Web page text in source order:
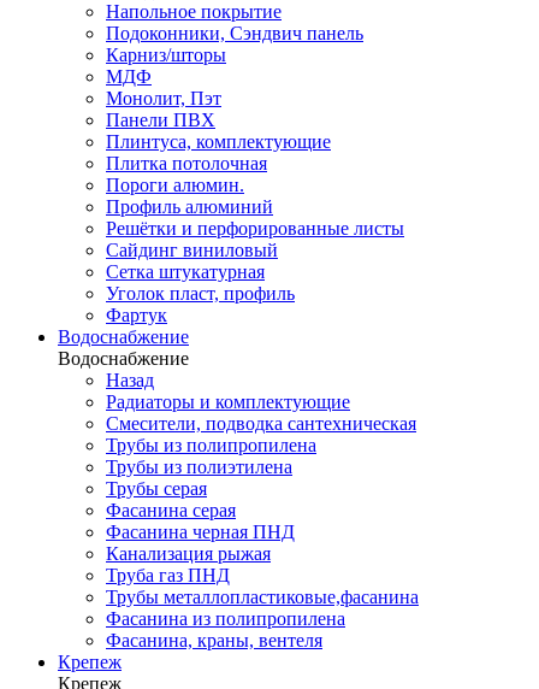
Напольное покрытие
Подоконники, Сэндвич панель
Карниз/шторы
МДФ
Монолит, Пэт
Панели ПВХ
Плинтуса, комплектующие
Плитка потолочная
Пороги алюмин.
Профиль алюминий
Решётки и перфорированные листы
Сайдинг виниловый
Сетка штукатурная
Уголок пласт, профиль
Фартук
Водоснабжение
Водоснабжение
Назад
Радиаторы и комплектующие
Смесители, подводка сантехническая
Трубы из полипропилена
Трубы из полиэтилена
Трубы серая
Фасанина серая
Фасанина черная ПНД
Канализация рыжая
Труба газ ПНД
Трубы металлопластиковые,фасанина
Фасанина из полипропилена
Фасанина, краны, вентеля
Крепеж
Крепеж